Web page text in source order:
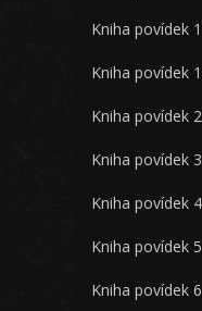
Kniha povídek
Kniha povídek
Kniha povídek
Kniha povídek
Kniha povídek
Kniha povídek
Kniha povídek